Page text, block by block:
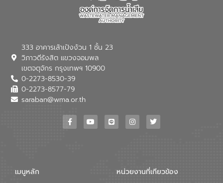
333 อาคารเล้าเป้งง้วน 1 ชั้น 23
วิภาวดีรังสิต แขวงจอมพล
เขตจตุจักร กรุงเทพฯ 10900
0-2273-8530-39
0-2273-8577-79
saraban@wma.or.th
เมนูหลัก หน่วยงานที่เกียวข้อง